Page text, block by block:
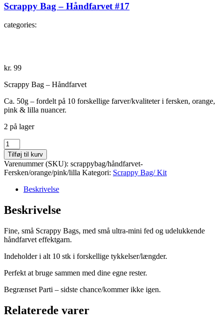
Scrappy Bag – Håndfarvet #17
categories:
kr. 99
Scrappy Bag – Håndfarvet
Ca. 50g – fordelt på 10 forskellige farver/kvaliteter i fersken, orange,
pink & lilla nuancer.
2 på lager
Scrappy
Bag
-
Håndfarvet
#17
antal
Tilføj til kurv
Varenummer (SKU): scrappybag/håndfarvet-
Fersken/orange/pink/lilla Kategori: Scrappy Bag/ Kit
Beskrivelse
Beskrivelse
Fine, små Scrappy Bags, med små ultra-mini fed og udelukkende
håndfarvet effektgarn.
Indeholder i alt 10 stk i forskellige tykkelser/længder.
Perfekt at bruge sammen med dine egne rester.
Begrænset Parti – sidste chance/kommer ikke igen.
Relaterede varer